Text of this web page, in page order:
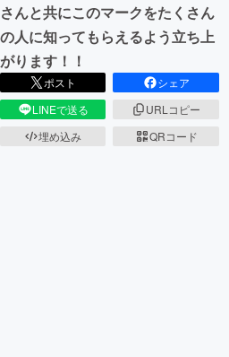
さんと共にこのマークをたくさん
の人に知ってもらえるよう立ち上
がります！！
ポスト
シェア
LINEで送る
URLコピー
埋め込み
QRコード